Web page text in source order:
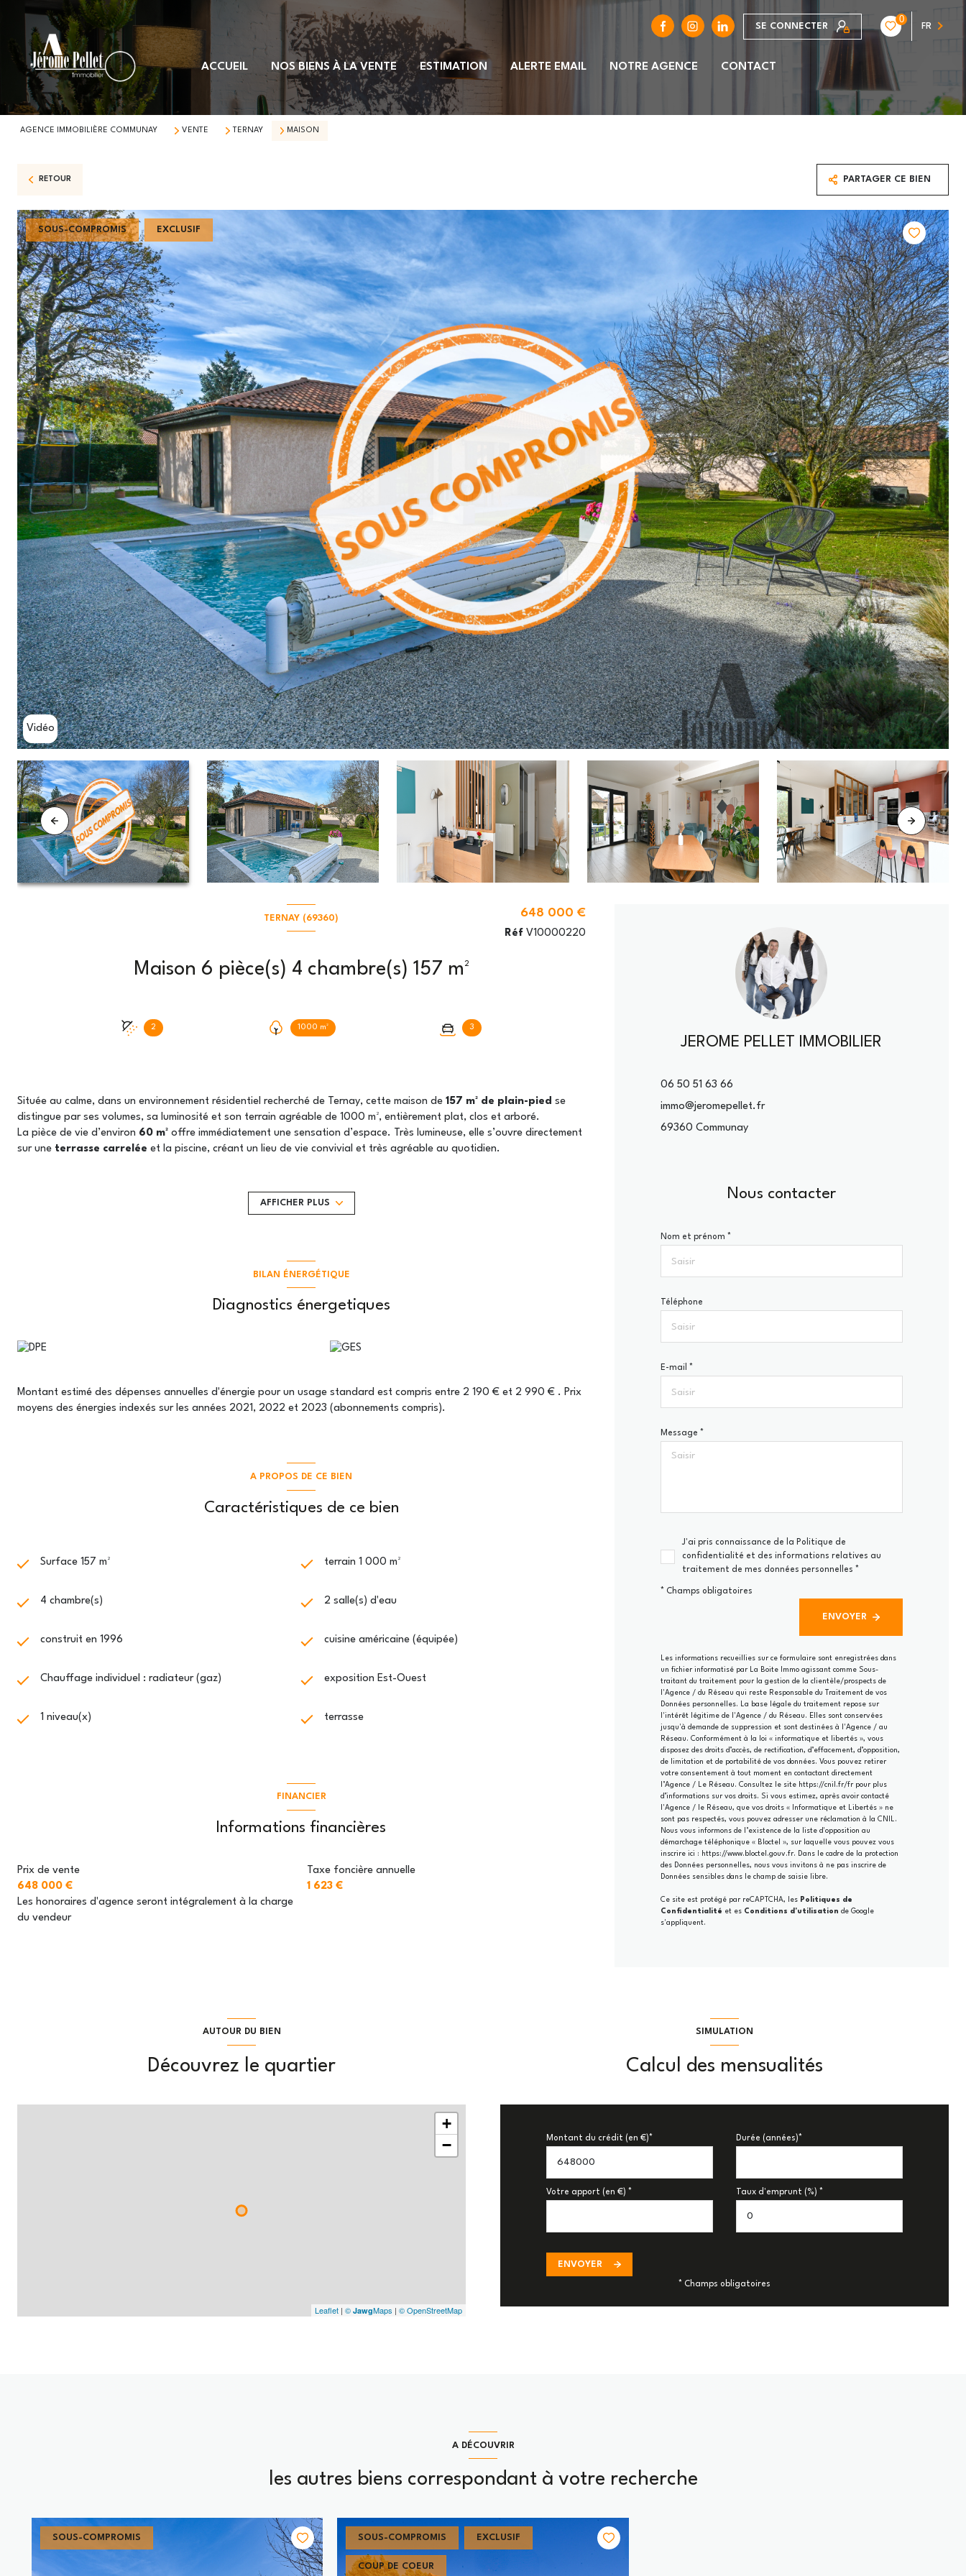
SE CONNECTER
0
FR
ACCUEIL NOS BIENS À LA VENTE ESTIMATION ALERTE EMAIL NOTRE AGENCE CONTACT
AGENCE IMMOBILIÈRE COMMUNAY VENTE TERNAY MAISON
RETOUR PARTAGER CE BIEN
SOUS-COMPROMIS EXCLUSIF
Vidéo
TERNAY (69360)
Maison 6 pièce(s) 4 chambre(s) 157 m²
2 1000 m² 3
648 000 €
Réf V10000220
Située au calme, dans un environnement résidentiel recherché de Ternay, cette maison de 157 m² de plain-pied se
distingue par ses volumes, sa luminosité et son terrain agréable de 1000 m², entièrement plat, clos et arboré.
La pièce de vie d’environ 60 m² offre immédiatement une sensation d’espace. Très lumineuse, elle s’ouvre directement
sur une terrasse carrelée et la piscine, créant un lieu de vie convivial et très agréable au quotidien.
, parfaite pour une salle de jeux, un atelier, un espace créatif ou une
Les prestations techniques apportent confort et tranquillité :
- portail coulissant et portillon électriques,
- piscine 3x7, traitée par électrolyse au sel et sécurisée par volet électrique.
À proximité immédiate des axes autoroutiers A7, A46 et A47
, cette maison offre un cadre de vie pratique, calme
et fonctionnel.
Et surtout : ne passez pas à côté de la vidéo de présentation !
indispensable avant même de vous déplacer.
AFFICHER PLUS
BILAN ÉNERGÉTIQUE
Diagnostics énergetiques
Montant estimé des dépenses annuelles d'énergie pour un usage standard est compris entre 2 190 € et 2 990 € . Prix
moyens des énergies indexés sur les années 2021, 2022 et 2023 (abonnements compris).
A PROPOS DE CE BIEN
Caractéristiques de ce bien
Surface 157 m² terrain 1 000 m²
4 chambre(s) 2 salle(s) d'eau
construit en 1996 cuisine américaine (équipée)
Chauffage individuel : radiateur (gaz) exposition Est-Ouest
1 niveau(x) terrasse
FINANCIER
Informations financières
Prix de vente
648 000 €
Les honoraires d'agence seront intégralement à la charge
du vendeur
Taxe foncière annuelle
1 623 €
JEROME PELLET IMMOBILIER
06 50 51 63 66
immo@jeromepellet.fr
69360 Communay
Nous contacter
Nom et prénom *
Téléphone
E-mail *
Message *
J'ai pris connaissance de la Politique de
confidentialité et des informations relatives au
traitement de mes données personnelles *
* Champs obligatoires
ENVOYER
Les informations recueillies sur ce formulaire sont enregistrées dans
un fichier informatisé par La Boite Immo agissant comme Sous-
traitant du traitement pour la gestion de la clientèle/prospects de
l'Agence / du Réseau qui reste Responsable du Traitement de vos
Données personnelles. La base légale du traitement repose sur
l'intérêt légitime de l'Agence / du Réseau. Elles sont conservées
jusqu'à demande de suppression et sont destinées à l'Agence / au
Réseau. Conformément à la loi « informatique et libertés », vous
disposez des droits d’accès, de rectification, d’effacement, d’opposition,
de limitation et de portabilité de vos données. Vous pouvez retirer
votre consentement à tout moment en contactant directement
l’Agence / Le Réseau. Consultez le site https://cnil.fr/frpour plus
d’informations sur vos droits. Si vous estimez, après avoir contacté
l'Agence / le Réseau, que vos droits « Informatique et Libertés » ne
sont pas respectés, vous pouvez adresser une réclamation à la CNIL.
Nous vous informons de l’existence de la liste d'opposition au
démarchage téléphonique « Bloctel », sur laquelle vous pouvez vous
inscrire ici : https://www.bloctel.gouv.fr. Dans le cadre de la protection
des Données personnelles, nous vous invitons à ne pas inscrire de
Données sensibles dans le champ de saisie libre.
Ce site est protégé par reCAPTCHA, les Politiques de
Confidentialité et es Conditions d'utilisation de Google
s'appliquent.
AUTOUR DU BIEN
Découvrez le quartier
+
−
Leaflet | © JawgMaps | © OpenStreetMap
SIMULATION
Calcul des mensualités
Montant du crédit (en €)* Durée (années)*
Votre apport (en €) * Taux d'emprunt (%) *
ENVOYER
* Champs obligatoires
A DÉCOUVRIR
les autres biens correspondant à votre recherche
SOUS-COMPROMIS SOUS-COMPROMIS EXCLUSIF
COUP DE COEUR